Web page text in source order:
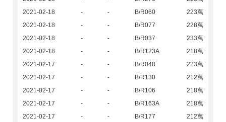
2021-02-18
- - B/R060
223萬
2021-02-18
- - B/R077
228萬
2021-02-18
- - B/R037
233萬
2021-02-18
- - B/R123A
218萬
2021-02-17
- - B/R048
223萬
2021-02-17
- - B/R130
212萬
2021-02-17
- - B/R106
218萬
2021-02-17
- - B/R163A
218萬
2021-02-17
- - B/R177
212萬